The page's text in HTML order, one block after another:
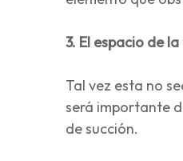
3. El espacio de
Tal vez esta no
será importante
de succión.